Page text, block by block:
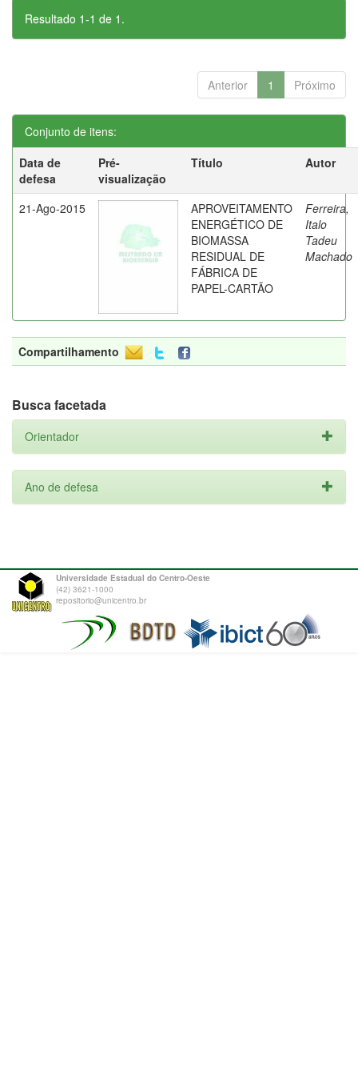
Resultado 1-1 de 1.
Anterior 1 Próximo
Conjunto de itens:
Data de
defesa
Pré-
visualização
Título Autor
21-Ago-2015
APROVEITAMENTO
ENERGÉTICO DE
BIOMASSA
RESIDUAL DE
FÁBRICA DE
PAPEL-CARTÃO
Ferreira,
Italo
Tadeu
Machado
Compartilhamento
Busca facetada
Orientador
Ano de defesa
Universidade Estadual do Centro-Oeste
(42) 3621-1000
repositorio@unicentro.br